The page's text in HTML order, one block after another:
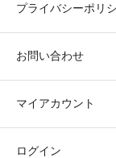
プライバシーポリ
お問い合わせ
マイアカウント
ログイン